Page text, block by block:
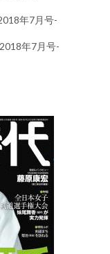
年7月号-
年7月号-